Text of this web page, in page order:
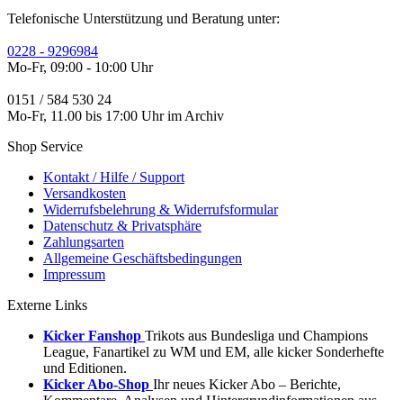
Telefonische Unterstützung und Beratung unter:
0228 - 9296984
Mo-Fr, 09:00 - 10:00 Uhr
0151 / 584 530 24
Mo-Fr, 11.00 bis 17:00 Uhr im Archiv
Shop Service
Kontakt / Hilfe / Support
Versandkosten
Widerrufsbelehrung & Widerrufsformular
Datenschutz & Privatsphäre
Zahlungsarten
Allgemeine Geschäftsbedingungen
Impressum
Externe Links
Kicker Fanshop Trikots aus Bundesliga und Champions
League, Fanartikel zu WM und EM, alle kicker Sonderhefte
und Editionen.
Kicker Abo-Shop Ihr neues Kicker Abo – Berichte,